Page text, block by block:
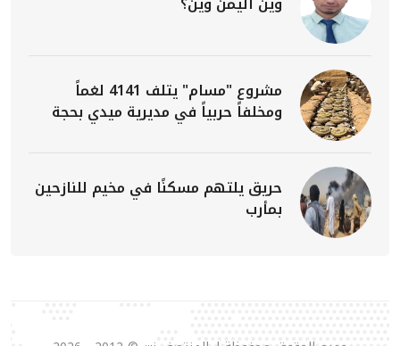
مشروع "مسام" يتلف 4141 لغماً
ومخلفاً حربياً في مديرية ميدي بحجة
حريق يلتهم مسكنًا في مخيم للنازحين
بمأرب